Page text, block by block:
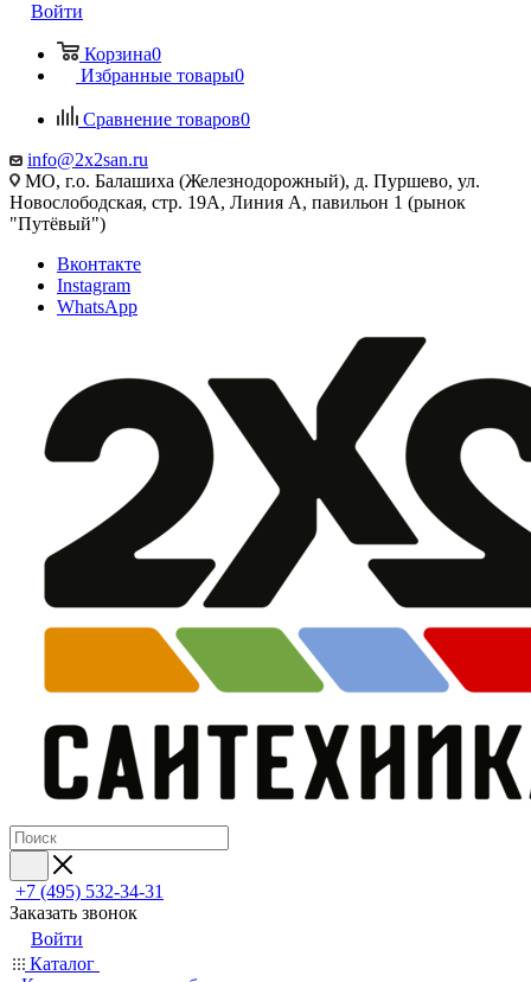
Войти
Корзина0
Избранные товары0
Сравнение товаров0
info@2x2san.ru
МО, г.о. Балашиха (Железнодорожный), д. Пуршево, ул.
Новослободская, стр. 19А, Линия А, павильон 1 (рынок
"Путёвый")
Вконтакте
Instagram
WhatsApp
+7 (495) 532‑34‑31
Заказать звонок
Войти
Каталог